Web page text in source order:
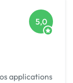
5,0
applications